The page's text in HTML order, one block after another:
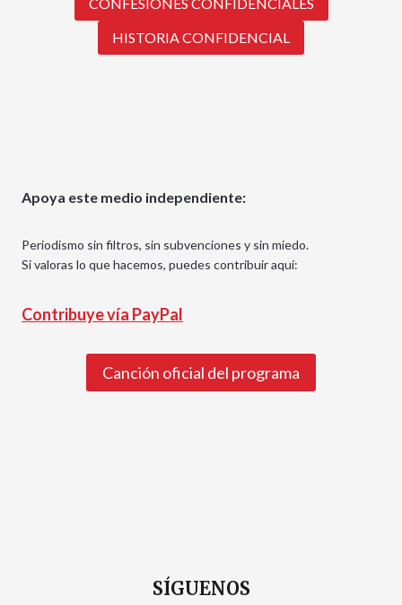
CONFESIONES CONFIDENCIALES
HISTORIA CONFIDENCIAL
Apoya este medio independiente:
Periodismo sin filtros, sin subvenciones y sin miedo.
Si valoras lo que hacemos, puedes contribuir aquí:
Contribuye vía PayPal
Canción oficial del programa
SÍGUENOS